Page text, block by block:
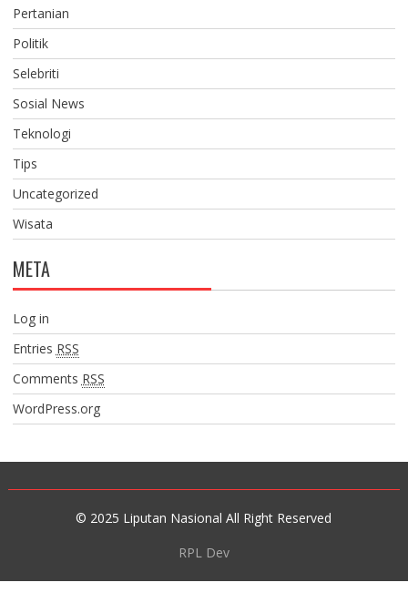
Pertanian
Politik
Selebriti
Sosial News
Teknologi
Tips
Uncategorized
Wisata
META
Log in
Entries RSS
Comments RSS
WordPress.org
© 2025 Liputan Nasional All Right Reserved
RPL Dev